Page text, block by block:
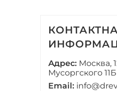
Адрес: Москва,
Мусоргского 11Б
Email: